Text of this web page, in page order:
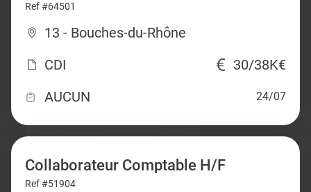
Ref #64501
13 - Bouches-du-Rhône
CDI
30/38K€
AUCUN
24/07
Collaborateur Comptable H/F
Ref #51904